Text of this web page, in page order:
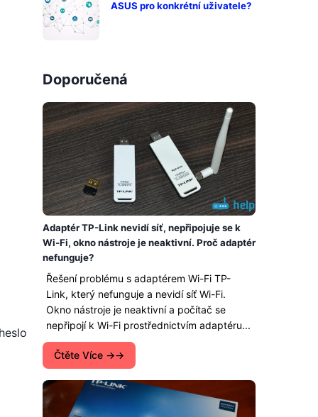
ASUS pro konkrétní uživatele?
Doporučená
Adaptér TP-Link nevidí síť, nepřipojuje se k
Wi-Fi, okno nástroje je neaktivní. Proč adaptér
nefunguje?
Řešení problému s adaptérem Wi-Fi TP-
Link, který nefunguje a nevidí síť Wi-Fi.
Okno nástroje je neaktivní a počítač se
nepřipojí k Wi-Fi prostřednictvím adaptéru...
Čtěte Více →